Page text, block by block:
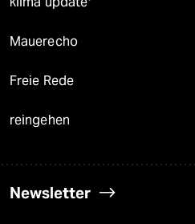
Mauerecho
Freie Rede
reingehen
Newsletter